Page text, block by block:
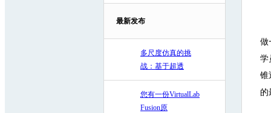
最新发布
多尺度仿真的挑
战：基于超透
您有一份VirtualLab
Fusion原
做
学
锥
的